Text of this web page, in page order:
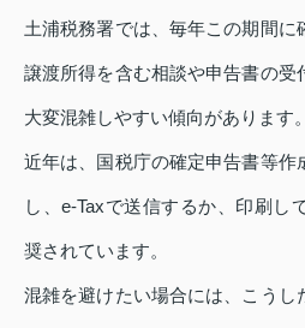
土浦税務署では、毎年この期間に
譲渡所得を含む相談や申告書の受
大変混雑しやすい傾向があります。
近年は、国税庁の確定申告書等作
し、e-Taxで送信するか、印刷し
奨されています。
混雑を避けたい場合には、こうし